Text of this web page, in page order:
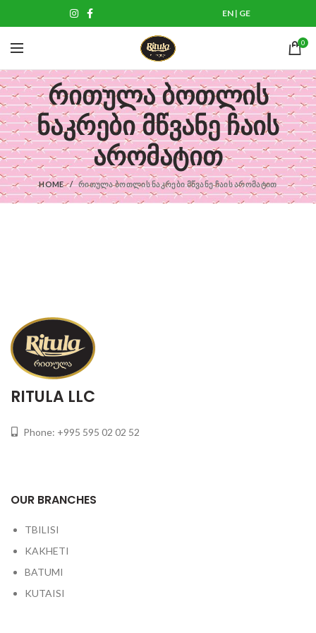
EN| GE
0
რითულა ბოთლის
ნაკრები მწვანე ჩაის
არომატით
HOME ᲠᲘᲗᲣᲚᲐ ᲑᲝᲗᲚᲘᲡ ᲜᲐᲙᲠᲔᲑᲘ ᲛᲬᲕᲐᲜᲔ ᲩᲐᲘᲡ ᲐᲠᲝᲛᲐᲢᲘᲗ
RITULA LLC
Phone: +995 595 02 02 52
OUR BRANCHES
TBILISI
KAKHETI
BATUMI
KUTAISI